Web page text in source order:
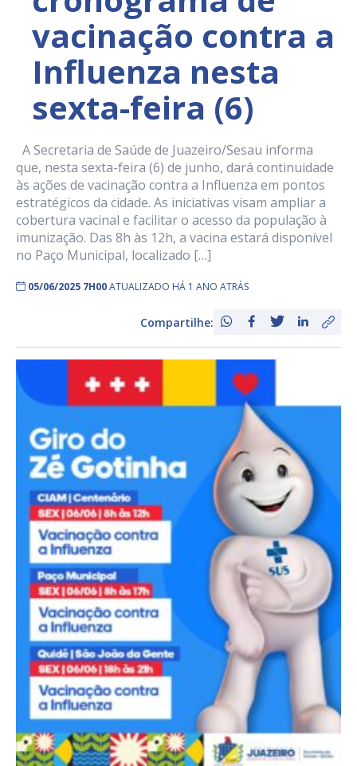
vacinação contra a
Influenza nesta
sexta-feira (6)
A Secretaria de Saúde de Juazeiro/Sesau informa
que, nesta sexta-feira (6) de junho, dará continuidade
às ações de vacinação contra a Influenza em pontos
estratégicos da cidade. As iniciativas visam ampliar a
cobertura vacinal e facilitar o acesso da população à
imunização. Das 8h às 12h, a vacina estará disponível
no Paço Municipal, localizado […]
05/06/2025 7H00ATUALIZADO HÁ 1 ANO ATRÁS
Compartilhe: